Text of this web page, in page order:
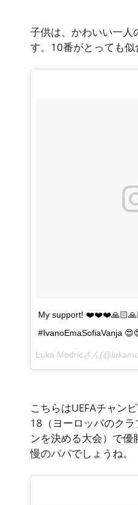
子供は、かわいい一人
す。10番がとっても似
My support!
#IvanoEmaSofiaVanja
Luka Modricさん
こちらはUEFAチャン
18（ヨーロッパのク
ンを決める大会）で優
慢のパパでしょうね。